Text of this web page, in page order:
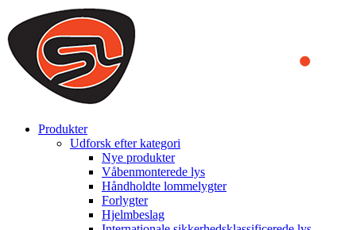
We use cookies to ensure that we provide you the best experience
on our website. By continuing to browse this website, you accept
that cookies are used to help us analyze how the website is used and
to offer you a better experience. To learn more or to find out how
you can disable cookies, you can access our
Produkter
Udforsk efter kategori
Nye produkter
Våbenmonterede lys
Håndholdte lommelygter
Forlygter
Hjelmbeslag